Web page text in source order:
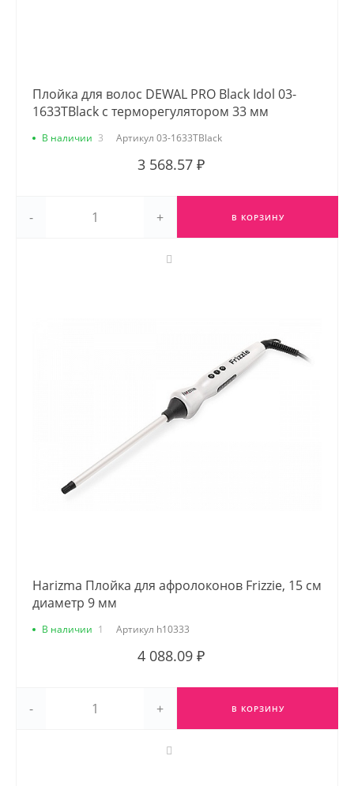
Плойка для волос DEWAL PRO Black Idol 03-
1633TBlack с терморегулятором 33 мм
В наличии 3 Артикул 03-1633TBlack
3 568.57 ₽
- + В КОРЗИНУ
Harizma Плойка для афролоконов Frizzie, 15 см
диаметр 9 мм
В наличии 1 Артикул h10333
4 088.09 ₽
- + В КОРЗИНУ